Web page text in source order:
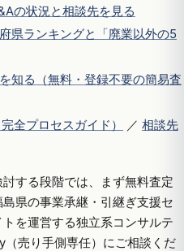
の状況と相談先を見る
県ランキングと「廃業以外の5
知る（無料・登録不要の簡易査
全プロセスガイド）
／ 相談先
する段階では、まず無料査定
県の事業承継・引継ぎ支援セ
を運営する独立系コンサルテ
売り手側専任）にご相談くだ